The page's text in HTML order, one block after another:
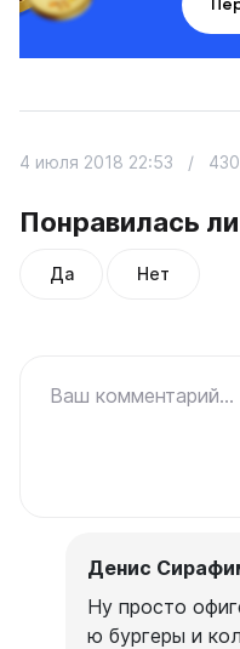
Понравилась
Да Нет
4 июля 2018 22:53 /
Ваш комментарий...
Денис
Ну просто
ю бургеры и